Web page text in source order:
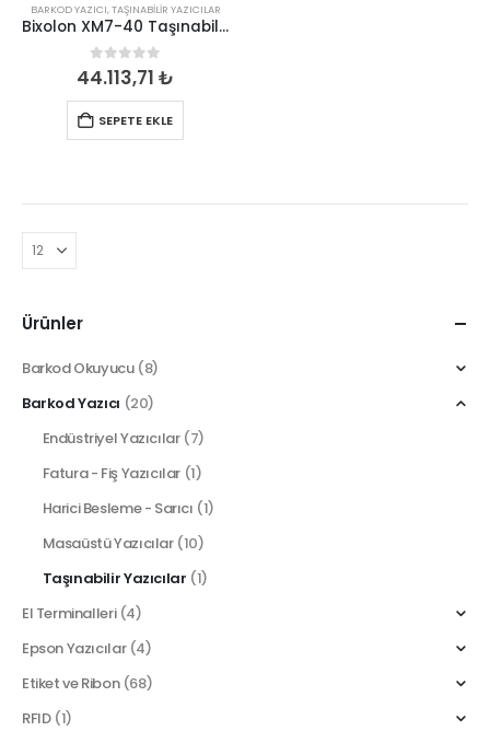
BARKOD YAZICI,TAŞINABILIR YAZICILAR
Bixolon XM7-40 Taşınabilir Barkod Yazıcı
0out of 5
44.113,71 ₺
SEPETE EKLE
Ürünler
Barkod Okuyucu (8)
Barkod Yazıcı (20)
Endüstriyel Yazıcılar (7)
Fatura - Fiş Yazıcılar (1)
Harici Besleme - Sarıcı (1)
Masaüstü Yazıcılar (10)
Taşınabilir Yazıcılar (1)
El Terminalleri (4)
Epson Yazıcılar (4)
Etiket ve Ribon (68)
RFID (1)